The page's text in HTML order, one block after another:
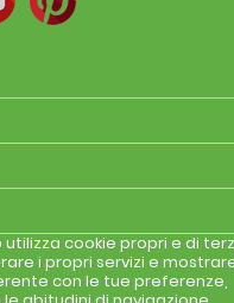
cookie propri e di
i propri servizi e
con le tue preferenze,